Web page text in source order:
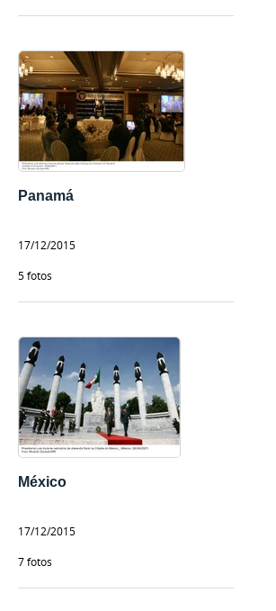
Panamá
17/12/2015
5 fotos
México
17/12/2015
7 fotos